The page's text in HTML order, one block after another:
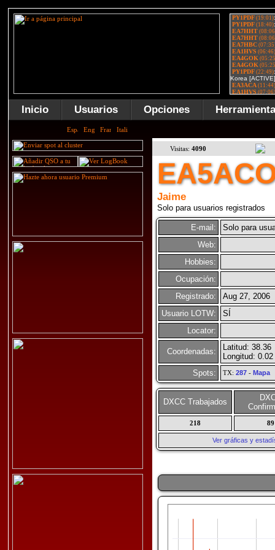
Inicio Usuarios Opciones
Visitas: 4090
Jaime
Solo para usuarios registrados
E-mail:
Solo para
Web:
Hobbies:
Ocupación:
Registrado:
Aug 27, 2006
Usuario LOTW:
SÍ
Locator:
Coordenadas:
Latitud: 38.36
Longitud: 0.02
Spots:
TX: 287- Mapa
DXCC Trabajados
218 89
Ver gráficas y